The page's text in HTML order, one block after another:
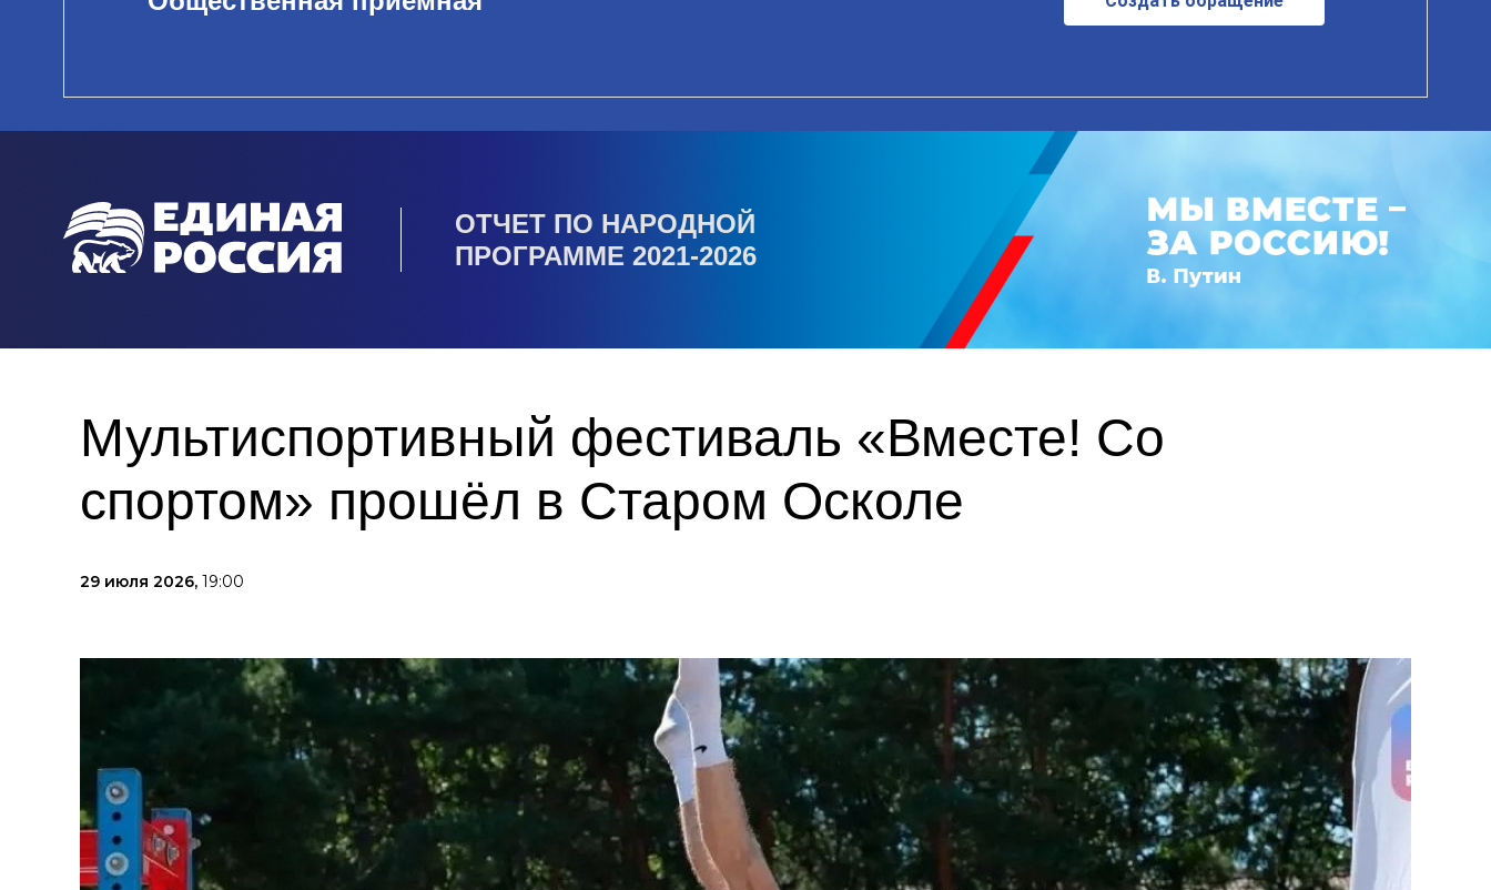
ОТЧЕТ ПО НАРОДНОЙ
ПРОГРАММЕ 2021-2026
Мультиспортивный фестиваль «Вместе! Со
спортом» прошёл в Старом Осколе
29 июля 2026, 19:00